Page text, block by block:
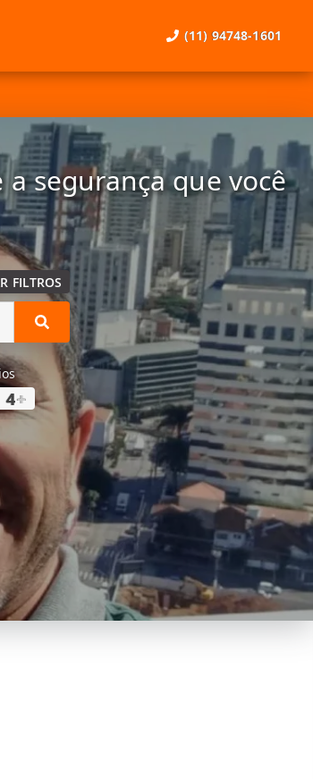
(11) 94748-1601
segurança que você
FILTROS
4+